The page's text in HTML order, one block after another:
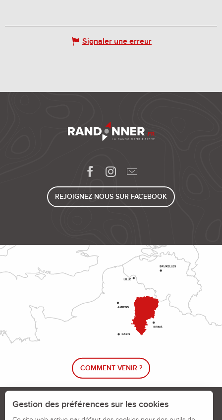
Signaler une erreur
REJOIGNEZ-NOUS SUR FACEBOOK
COMMENT VENIR ?
Le blog rando !
Gestion des préférences sur les cookies